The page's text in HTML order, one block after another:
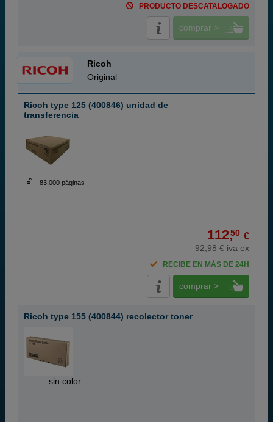
PRODUCTO DESCATALOGADO
comprar >
Ricoh
Original
Ricoh type 125 (400846) unidad de
transferencia
83.000 páginas
112,50 €
92,98 € iva ex
RECIBE EN MÁS DE 24H
comprar >
Ricoh type 155 (400844) recolector toner
sin color